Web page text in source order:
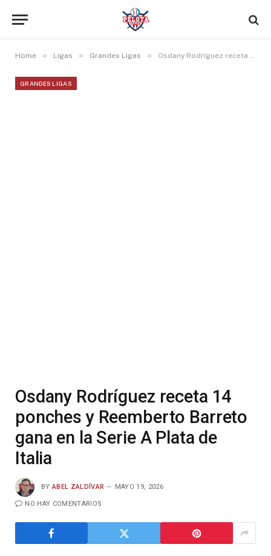
Home » Ligas » Grandes Ligas » Osdany Rodríguez receta 14 ponches y Reemberto Barreto gana en la Serie A Plata de Italia
GRANDES LIGAS
Osdany Rodríguez receta 14
ponches y Reemberto Barreto
gana en la Serie A Plata de
Italia
BY ABEL ZALDÍVAR MAYO 19, 2026
NO HAY COMENTARIOS